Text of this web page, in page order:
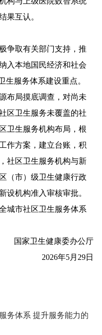
果互认。
取有关部门支持，推
入本地国民经济和社会
生服务体系建设重点。
布局摸底调查，对尚未
区卫生服务未覆盖的社
卫生服务机构布局，根
作方案，建立台账，积
社区卫生服务机构与新
（市）级卫生健康行政
设机构准入审核审批。
城市社区卫生服务体系
国家卫生健康委办公厅
2026年5月29日
务体系 提升服务能力的